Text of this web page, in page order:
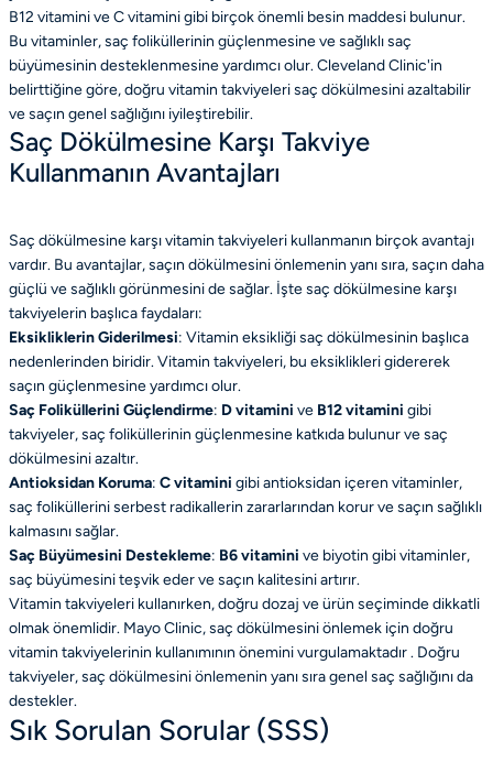
B12 vitamini ve C vitamini gibi birçok önemli besin maddesi bulunur.
Bu vitaminler, saç foliküllerinin güçlenmesine ve sağlıklı saç
büyümesinin desteklenmesine yardımcı olur. Cleveland Clinic'in
belirttiğine göre, doğru vitamin takviyeleri saç dökülmesini azaltabilir
ve saçın genel sağlığını iyileştirebilir.
Saç Dökülmesine Karşı Takviye
Kullanmanın Avantajları
Saç dökülmesine karşı vitamin takviyeleri kullanmanın birçok avantajı
vardır. Bu avantajlar, saçın dökülmesini önlemenin yanı sıra, saçın daha
güçlü ve sağlıklı görünmesini de sağlar. İşte saç dökülmesine karşı
takviyelerin başlıca faydaları:
Eksikliklerin Giderilmesi: Vitamin eksikliği saç dökülmesinin başlıca
nedenlerinden biridir. Vitamin takviyeleri, bu eksiklikleri gidererek
saçın güçlenmesine yardımcı olur.
Saç Foliküllerini Güçlendirme: D vitamini ve B12 vitamini gibi
takviyeler, saç foliküllerinin güçlenmesine katkıda bulunur ve saç
dökülmesini azaltır.
Antioksidan Koruma: C vitamini gibi antioksidan içeren vitaminler,
saç foliküllerini serbest radikallerin zararlarından korur ve saçın sağlıklı
kalmasını sağlar.
Saç Büyümesini Destekleme: B6 vitamini ve biyotin gibi vitaminler,
saç büyümesini teşvik eder ve saçın kalitesini artırır.
Vitamin takviyeleri kullanırken, doğru dozaj ve ürün seçiminde dikkatli
olmak önemlidir. Mayo Clinic, saç dökülmesini önlemek için doğru
vitamin takviyelerinin kullanımının önemini vurgulamaktadır . Doğru
takviyeler, saç dökülmesini önlemenin yanı sıra genel saç sağlığını da
destekler.
Sık Sorulan Sorular (SSS)